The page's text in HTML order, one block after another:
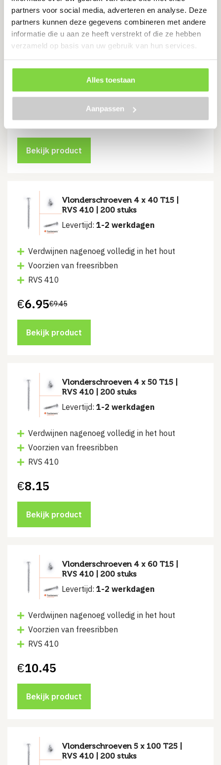
partners voor social media, adverteren en analyse. Deze
partners kunnen deze gegevens combineren met andere
informatie die u aan ze heeft verstrekt of die ze hebben
verzameld op basis van uw gebruik van hun services.
Alles toestaan
Aanpassen
Vlonderschroeven 4 x 30 T15 |
RVS 410 | 200 stuks
Levertijd: 1-2 werkdagen
Voorzien van freesribben
Geschikt voor buiten
RVS 410
€5.56
Bekijk product
Vlonderschroeven 4 x 40 T15 |
RVS 410 | 200 stuks
Levertijd: 1-2 werkdagen
Verdwijnen nagenoeg volledig in het hout
Voorzien van freesribben
RVS 410
€9.45
Oorspronkelijke
was:
€9.45.
€6.95
Huidige
is:
€6.95.
Bekijk product
Vlonderschroeven 4 x 50 T15 |
RVS 410 | 200 stuks
Levertijd: 1-2 werkdagen
Verdwijnen nagenoeg volledig in het hout
Voorzien van freesribben
RVS 410
€8.15
Bekijk product
Vlonderschroeven 4 x 60 T15 |
RVS 410 | 200 stuks
Levertijd: 1-2 werkdagen
Verdwijnen nagenoeg volledig in het hout
Voorzien van freesribben
RVS 410
€10.45
Bekijk product
Vlonderschroeven 5 x 100 T25 |
RVS 410 | 200 stuks